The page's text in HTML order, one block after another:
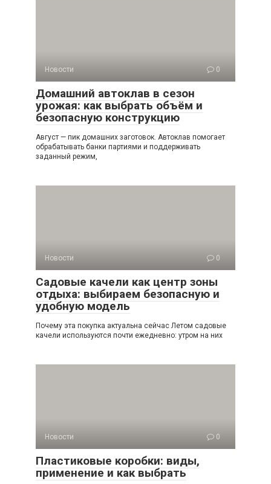
Новости 0
Домашний автоклав в сезон
урожая: как выбрать объём и
безопасную конструкцию
Август — пик домашних заготовок. Автоклав помогает
обрабатывать банки партиями и поддерживать
заданный режим,
Новости 0
Садовые качели как центр зоны
отдыха: выбираем безопасную и
удобную модель
Почему эта покупка актуальна сейчас Летом садовые
качели используются почти ежедневно: утром на них
Новости 0
Пластиковые коробки: виды,
применение и как выбрать